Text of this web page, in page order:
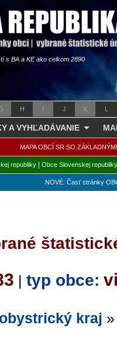
s BA a KE ako celkom 2890
H I J K L
A VYHĽADÁVANIE
MAPA OBCÍ SR SO
republiky| Obce Slovenskej republiky
NOVÉ: Časť stránky
| typ obce:
kraj